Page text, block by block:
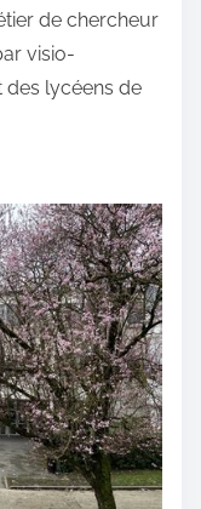
de chercheur
visio-
des lycéens de